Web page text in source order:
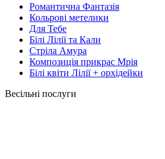
Романтична Фантазія
Кольрові метелики
Для Тебе
Білі Лілії та Кали
Стріла Амура
Композиція прикрас Мрія
Білі квіти Лілії + орхідейки
Весільні послуги